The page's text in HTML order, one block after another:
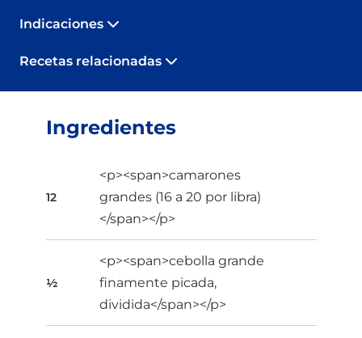
Indicaciones
Recetas relacionadas
Ingredientes
12
<p><span>camarones
grandes (16 a 20 por libra)
</span></p>
½
<p><span>cebolla grande
finamente picada,
dividida</span></p>